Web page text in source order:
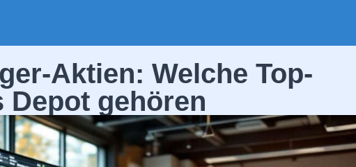
Aktien: Welche Top-
Depot gehören